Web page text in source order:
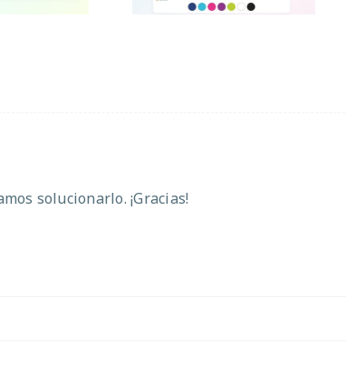
solucionarlo. ¡Gracias!